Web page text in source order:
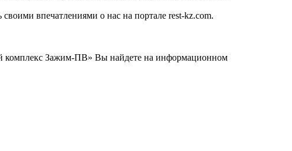
впечатлениями о нас на портале rest-kz.com.
комплекс Зажим-ПВ» Вы найдете на информационном